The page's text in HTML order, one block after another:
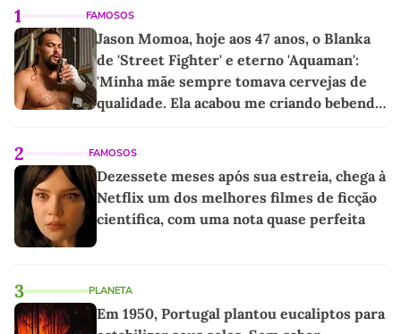
1 FAMOSOS
Jason Momoa, hoje aos 47 anos, o Blanka
de 'Street Fighter' e eterno 'Aquaman':
'Minha mãe sempre tomava cervejas de
qualidade. Ela acabou me criando bebendo
2 FAMOSOS
Dezessete meses após sua estreia, chega à
Netflix um dos melhores filmes de ficção
científica, com uma nota quase perfeita
3 PLANETA
Em 1950, Portugal plantou eucaliptos para